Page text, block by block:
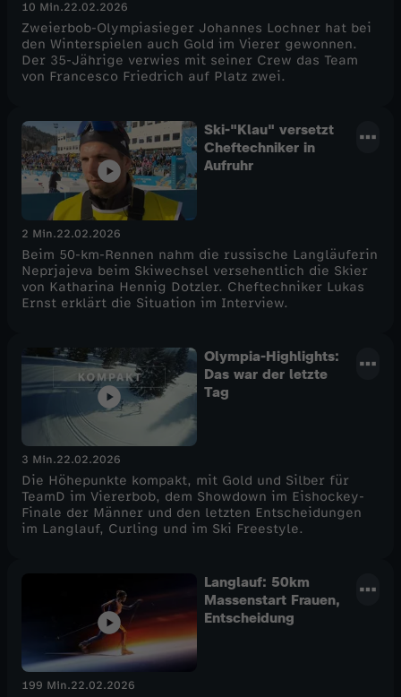
10 Min.22.02.2026
Zweierbob-Olympiasieger Johannes Lochner hat bei
den Winterspielen auch Gold im Vierer gewonnen.
Der 35-Jährige verwies mit seiner Crew das Team
von Francesco Friedrich auf Platz zwei.
Ski-"Klau" versetzt
Cheftechniker in
Aufruhr
2 Min.22.02.2026
Beim 50-km-Rennen nahm die russische Langläuferin
Neprjajeva beim Skiwechsel versehentlich die Skier
von Katharina Hennig Dotzler. Cheftechniker Lukas
Ernst erklärt die Situation im Interview.
Olympia-Highlights:
Das war der letzte
Tag
3 Min.22.02.2026
Die Höhepunkte kompakt, mit Gold und Silber für
TeamD im Viererbob, dem Showdown im Eishockey-
Finale der Männer und den letzten Entscheidungen
im Langlauf, Curling und im Ski Freestyle.
Langlauf: 50km
Massenstart Frauen,
Entscheidung
199 Min.22.02.2026